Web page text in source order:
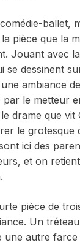
ballet,
pièce que la
Jouant avec
se dessinent
ambiance
le metteur
drame que vit
le grotesque
ici des
et on
pièce de
Un
une autre